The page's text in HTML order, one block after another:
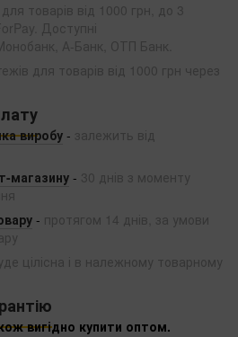
для товарів від 1000 грн, до 3
Доступні
А-Банк, ОТП Банк.
для товарів від 1000 грн через
виробу - залежить від
магазину - 30 днів з моменту
- протягом 14 днів, за умови
цілісна і в належному товарному
вигідно купити оптом.